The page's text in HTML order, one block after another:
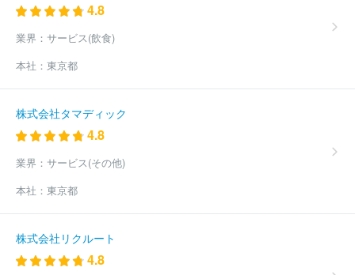
4.8
業界： サービス(飲食)
本社： 東京都
株式会社タマディック
4.8
業界： サービス(その他)
本社： 東京都
株式会社リクルート
4.8